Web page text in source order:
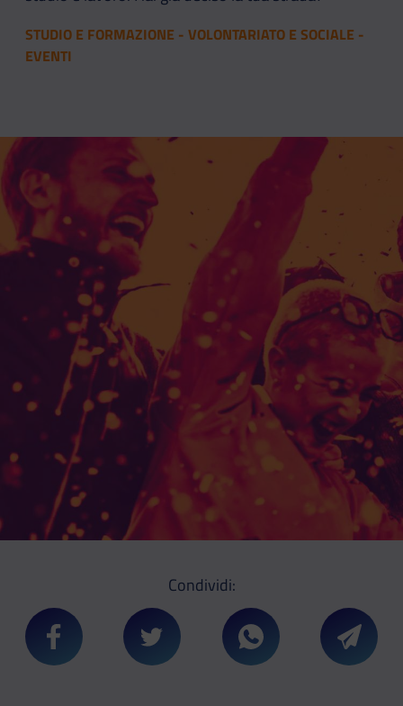
STUDIO E FORMAZIONE - VOLONTARIATO E SOCIALE -
EVENTI
Condividi:
Condividi su FacebookCondividi su TwitterCondividi su